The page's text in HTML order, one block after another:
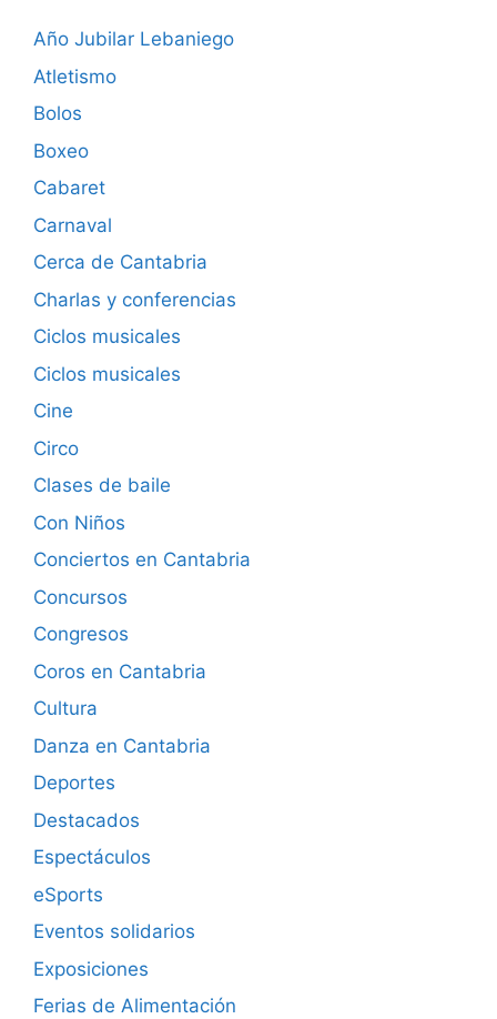
Año Jubilar Lebaniego
Atletismo
Bolos
Boxeo
Cabaret
Carnaval
Cerca de Cantabria
Charlas y conferencias
Ciclos musicales
Ciclos musicales
Cine
Circo
Clases de baile
Con Niños
Conciertos en Cantabria
Concursos
Congresos
Coros en Cantabria
Cultura
Danza en Cantabria
Deportes
Destacados
Espectáculos
eSports
Eventos solidarios
Exposiciones
Ferias de Alimentación